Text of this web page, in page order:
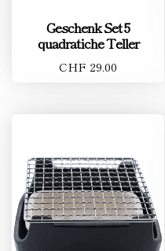
Geschenk Set 5
quadratiche Teller
CHF 29.00